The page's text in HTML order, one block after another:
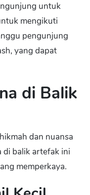
untuk
mengikuti
pengunjung
yang dapat
di Balik
dan nuansa
di balik artefak ini
memperkaya.